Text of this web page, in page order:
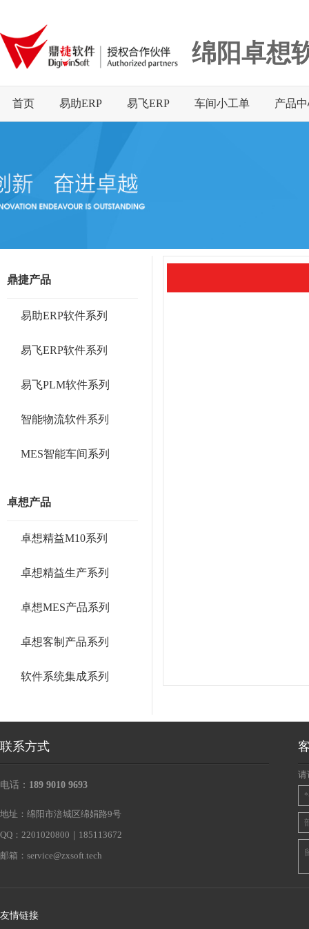
绵阳卓想
首页 易助ERP 易飞ERP 车间小工单 产品
鼎捷产品
易助ERP软件系列
易飞ERP软件系列
易飞PLM软件系列
智能物流软件系列
MES智能车间系列
卓想产品
卓想精益M10系列
卓想精益生产系列
卓想MES产品系列
卓想客制产品系列
软件系统集成系列
联系方式
电话： 189 9010 9693
地址：绵阳市涪城区绵娟路9号
QQ：2201020800｜185113672
邮箱： service@zxsoft.tech
请
友情链接